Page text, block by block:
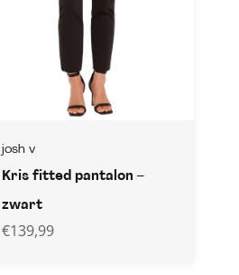
josh v
Kris fitted pantalon –
zwart
€139,99